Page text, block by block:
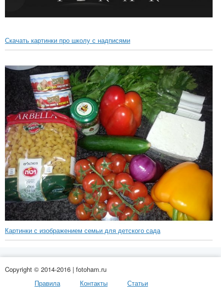
Скачать картинки про школу с надписями
Картинки с изображением семьи для детского сада
Copyright © 2014-2016 | fotoham.ru
Правила
Контакты Статьи